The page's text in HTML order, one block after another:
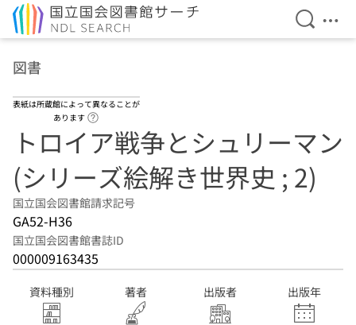
検索を
メ
図書
表紙は所蔵館によって異なることが
あります
トロイア戦争とシュリーマン
(シリーズ絵解き世界史 ; 2)
国立国会図書館請求記号
GA52-H36
国立国会図書館書誌ID
000009163435
資料種別 著者 出版者 出版年